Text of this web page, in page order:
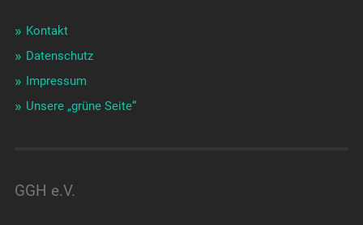
Kontakt
Datenschutz
Impressum
Unsere „grüne Seite“
GGH e.V.